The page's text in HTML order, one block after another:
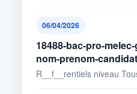
06/04/2026
18488-bac-pro-
nom-prenom-
R__f__rentiels niveau